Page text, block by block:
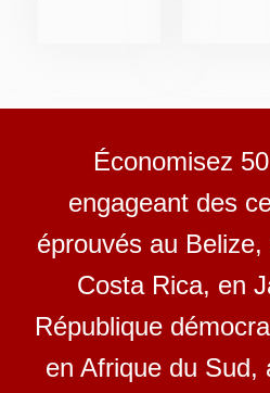
Économisez
engageant des
éprouvés au
Costa Rica, en
République
en Afrique du Sud,